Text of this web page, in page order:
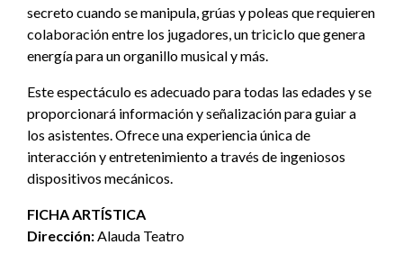
secreto cuando se manipula, grúas y poleas que requieren
colaboración entre los jugadores, un triciclo que genera
energía para un organillo musical y más.
Este espectáculo es adecuado para todas las edades y se
proporcionará información y señalización para guiar a
los asistentes. Ofrece una experiencia única de
interacción y entretenimiento a través de ingeniosos
dispositivos mecánicos.
FICHA ARTÍSTICA
Dirección: Alauda Teatro